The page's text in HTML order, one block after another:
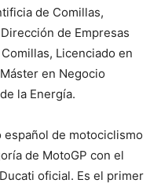
de Comillas,
de Empresas
Licenciado en
en Negocio
la Energía.
español de motociclismo
de MotoGP con el
oficial. Es el primer